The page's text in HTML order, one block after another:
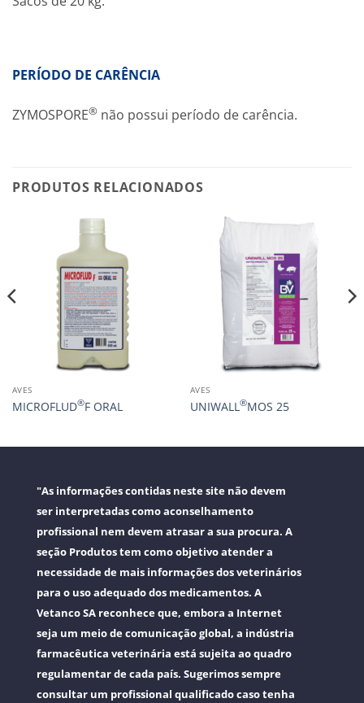
PERÍODO DE CARÊNCIA
ZYMOSPORE® não possui período de carência.
PRODUTOS RELACIONADOS
AVES
MICROFLUD®F ORAL
AVES
UNIWALL ®MOS 25
"As informações contidas neste site não devem
ser interpretadas como aconselhamento
profissional nem devem atrasar a sua procura. A
seção Produtos tem como objetivo atender a
necessidade de mais informações dos veterinários
para o uso adequado dos medicamentos. A
Vetanco SA reconhece que, embora a Internet
seja um meio de comunicação global, a indústria
farmacêutica veterinária está sujeita ao quadro
regulamentar de cada país. Sugerimos sempre
consultar um profissional qualificado caso tenha